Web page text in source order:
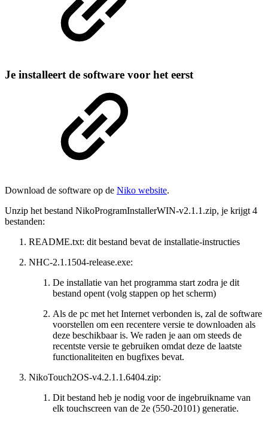
Je installeert de software voor het eerst
Download de software op de Niko website.
Unzip het bestand NikoProgramInstallerWIN-v2.1.1.zip, je krijgt 4
bestanden:
README.txt: dit bestand bevat de installatie-instructies
NHC-2.1.1504-release.exe:
De installatie van het programma start zodra je dit
bestand opent (volg stappen op het scherm)
Als de pc met het Internet verbonden is, zal de software
voorstellen om een recentere versie te downloaden als
deze beschikbaar is. We raden je aan om steeds de
recentste versie te gebruiken omdat deze de laatste
functionaliteiten en bugfixes bevat.
NikoTouch2OS-v4.2.1.1.6404.zip:
Dit bestand heb je nodig voor de ingebruikname van
elk touchscreen van de 2e (550-20101) generatie.